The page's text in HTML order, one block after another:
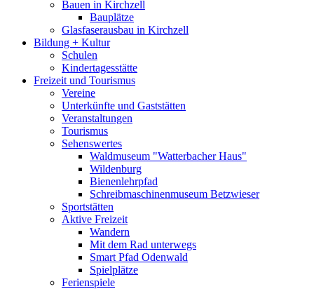
Bauen in Kirchzell
Bauplätze
Glasfaserausbau in Kirchzell
Bildung + Kultur
Schulen
Kindertagesstätte
Freizeit und Tourismus
Vereine
Unterkünfte und Gaststätten
Veranstaltungen
Tourismus
Sehenswertes
Waldmuseum "Watterbacher Haus"
Wildenburg
Bienenlehrpfad
Schreibmaschinenmuseum Betzwieser
Sportstätten
Aktive Freizeit
Wandern
Mit dem Rad unterwegs
Smart Pfad Odenwald
Spielplätze
Ferienspiele